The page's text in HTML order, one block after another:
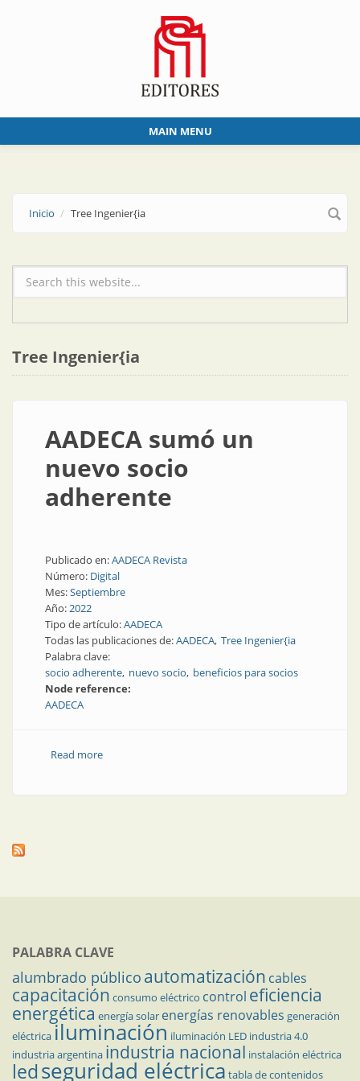
MAIN MENU
Inicio Tree Ingenier{ia
Formulario de búsqueda
Tree Ingenier{ia
AADECA sumó un
nuevo socio
adherente
Publicado en:AADECA Revista
Número: Digital
Mes:Septiembre
Año:2022
Tipo de artículo:AADECA
Todas las publicaciones de:AADECA Tree Ingenier{ia
Palabra clave:
socio adherente nuevo socio beneficios para socios
Node reference:
AADECA
Read moreabout AADECA sumó un nuevo socio adherente
PALABRA CLAVE
alumbrado público automatización cables
capacitación consumo eléctrico control eficiencia
energética energía solar energías renovables generación
eléctricailuminación iluminación LED industria 4.0
industria argentina industria nacional instalación eléctrica
ledseguridad eléctrica tabla de contenidos